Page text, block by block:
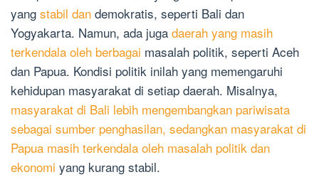
yang stabil dan demokratis, seperti Bali dan
Yogyakarta. Namun, ada juga daerah yang masih
terkendala oleh berbagai masalah politik, seperti Aceh
dan Papua. Kondisi politik inilah yang memengaruhi
kehidupan masyarakat di setiap daerah. Misalnya,
masyarakat di Bali lebih mengembangkan pariwisata
sebagai sumber penghasilan, sedangkan masyarakat di
Papua masih terkendala oleh masalah politik dan
ekonomi yang kurang stabil.